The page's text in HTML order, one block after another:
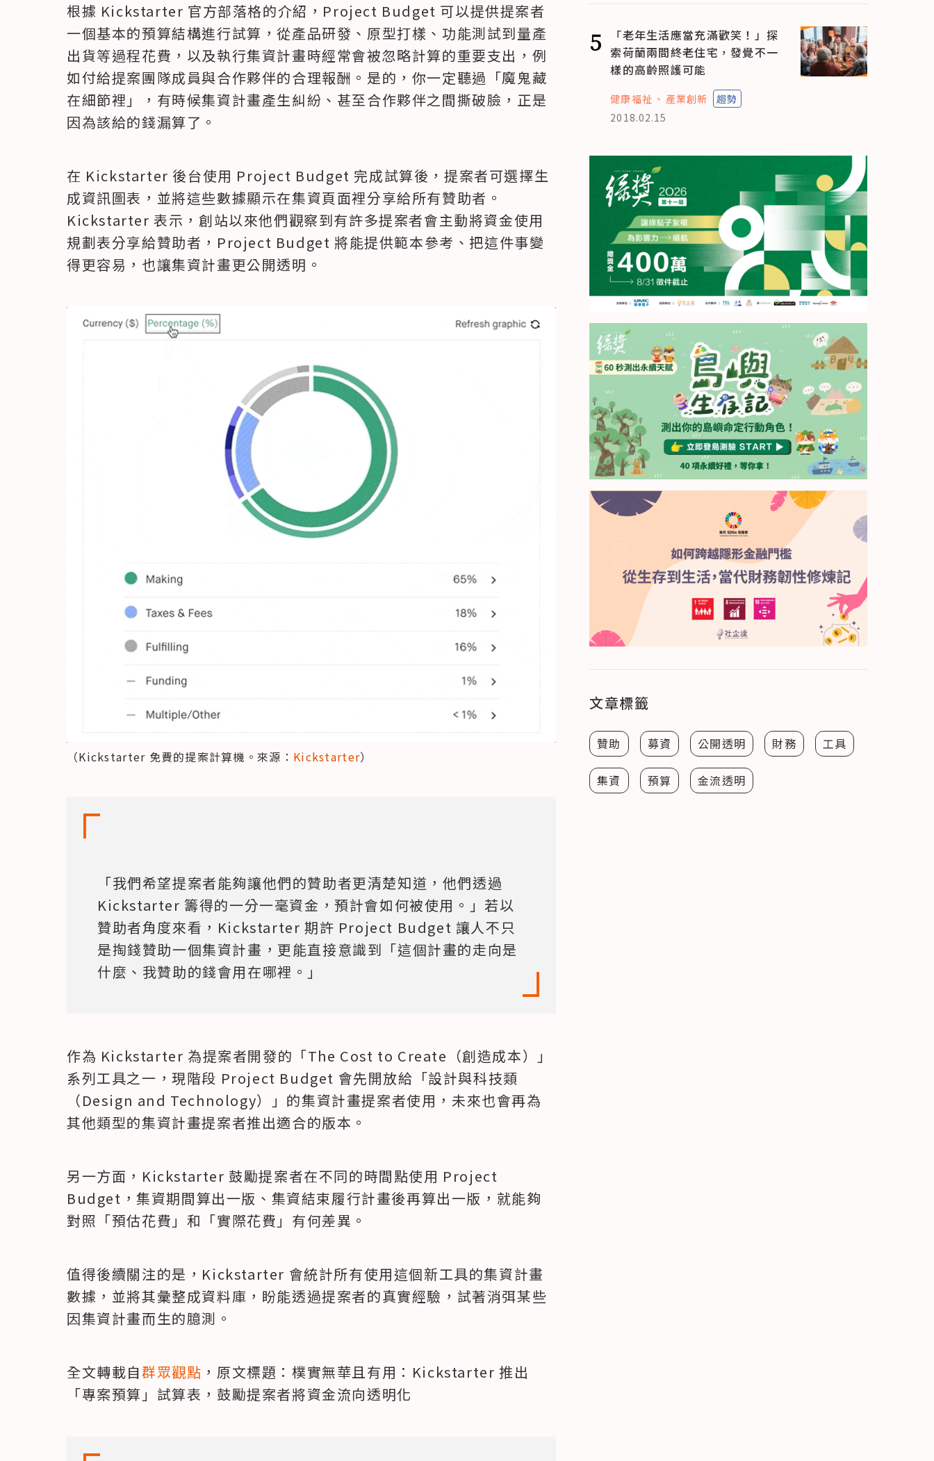
根據 Kickstarter 官方部落格的介紹，Project Budget 可以提供提案者
一個基本的預算結構進行試算，從產品研發、原型打樣、功能測試到量產
出貨等過程花費，以及執行集資計畫時經常會被忽略計算的重要支出，例
如付給提案團隊成員與合作夥伴的合理報酬。是的，你一定聽過「魔鬼藏
在細節裡」，有時候集資計畫產生糾紛、甚至合作夥伴之間撕破臉，正是
因為該給的錢漏算了。
在 Kickstarter 後台使用 Project Budget 完成試算後，提案者可選擇生
成資訊圖表，並將這些數據顯示在集資頁面裡分享給所有贊助者。
Kickstarter 表示，創站以來他們觀察到有許多提案者會主動將資金使用
規劃表分享給贊助者，Project Budget 將能提供範本參考、把這件事變
得更容易，也讓集資計畫更公開透明。
（Kickstarter 免費的提案計算機。來源： Kickstarter）
「我們希望提案者能夠讓他們的贊助者更清楚知道，他們透過
Kickstarter 籌得的一分一毫資金，預計會如何被使用。」若以
贊助者角度來看，Kickstarter 期許 Project Budget 讓人不只
是掏錢贊助一個集資計畫，更能直接意識到「這個計畫的走向是
什麼、我贊助的錢會用在哪裡。」
作為 Kickstarter 為提案者開發的「The Cost to Create（創造成本）」
系列工具之一，現階段 Project Budget 會先開放給「設計與科技類
（Design and Technology）」的集資計畫提案者使用，未來也會再為
其他類型的集資計畫提案者推出適合的版本。
另一方面，Kickstarter 鼓勵提案者在不同的時間點使用 Project
Budget，集資期間算出一版、集資結束履行計畫後再算出一版，就能夠
對照「預估花費」和「實際花費」有何差異。
值得後續關注的是，Kickstarter 會統計所有使用這個新工具的集資計畫
數據，並將其彙整成資料庫，盼能透過提案者的真實經驗，試著消弭某些
因集資計畫而生的臆測。
全文轉載自群眾觀點 ，原文標題：樸實無華且有用：Kickstarter 推出
「專案預算」試算表，鼓勵提案者將資金流向透明化
5
「老年生活應當充滿歡笑！」探
索荷蘭兩間終老住宅，發覺不一
樣的高齡照護可能
健康福祉 產業創新
趨勢
2018.02.15
文章標籤
贊助 募資 公開透明 財務 工具
集資 預算 金流透明